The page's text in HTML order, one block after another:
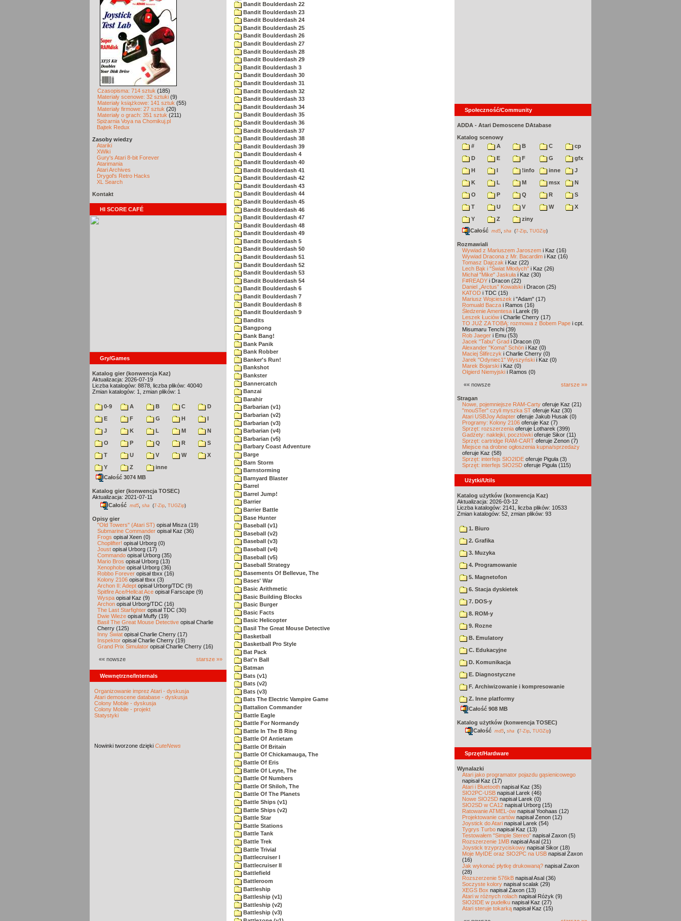
Czasopisma: 714 sztuk (185)
Materiały scenowe: 32 sztuki (9)
Materiały książkowe: 141 sztuk (55)
Materiały firmowe: 27 sztuk (20)
Materiały o grach: 351 sztuk (211)
Spiżarnia Voya na Chomikuj.pl
Bajtek Redux
Zasoby wiedzy
Atariki
XWiki
Gury's Atari 8-bit Forever
Atarimania
Atari Archives
Drygol's Retro Hacks
XL Search
Kontakt
HI SCORE CAFÉ
Gry/Games
Katalog gier (konwencja Kaz)
Aktualizacja: 2026-07-19
Liczba katalogów: 8878, liczba plików: 40040
Zmian katalogów: 1, zmian plików: 1
0-9 A B C
D
E
F G H
I
J
K L M
N
O
P Q R
S
T
U V W
X
Y
Z
inne
Całość 3074 MB
Katalog gier (konwencja TOSEC)
Aktualizacja: 2021-07-11
Całość md5 sha (7-Zip TUGZip)
Opisy gier
"Old Towers" (Atari ST) opisał Misza (19)
Submarine Commander opisał Kaz (36)
Frogs opisał Xeen (0)
Choplifter! opisał Urborg (0)
Joust opisał Urborg (17)
Commando opisał Urborg (35)
Mario Bros opisał Urborg (13)
Xenophobe opisał Urborg (36)
Robbo Forever opisał tbxx (16)
Kolony 2106 opisał tbxx (3)
Archon II: Adept opisał Urborg/TDC (9)
Spitfire Ace/Hellcat Ace opisał Farscape (9)
Wyspa opisał Kaz (9)
Archon opisał Urborg/TDC (16)
The Last Starfighter opisał TDC (30)
Dwie Wieże opisał Muffy (19)
Basil The Great Mouse Detective opisał Charlie
Cherry (125)
Inny Świat opisał Charlie Cherry (17)
Inspektor opisał Charlie Cherry (19)
Grand Prix Simulator opisał Charlie Cherry (16)
«« nowsze starsze »»
Wewnętrzne/Internals
Organizowanie imprez Atari - dyskusja
Atari demoscene database - dyskusja
Colony Mobile - dyskusja
Colony Mobile - projekt
Statystyki
Nowinki tworzone dzięki CuteNews
Bandit Boulderdash 22
Bandit Boulderdash 23
Bandit Boulderdash 24
Bandit Boulderdash 25
Bandit Boulderdash 26
Bandit Boulderdash 27
Bandit Boulderdash 28
Bandit Boulderdash 29
Bandit Boulderdash 3
Bandit Boulderdash 30
Bandit Boulderdash 31
Bandit Boulderdash 32
Bandit Boulderdash 33
Bandit Boulderdash 34
Bandit Boulderdash 35
Bandit Boulderdash 36
Bandit Boulderdash 37
Bandit Boulderdash 38
Bandit Boulderdash 39
Bandit Boulderdash 4
Bandit Boulderdash 40
Bandit Boulderdash 41
Bandit Boulderdash 42
Bandit Boulderdash 43
Bandit Boulderdash 44
Bandit Boulderdash 45
Bandit Boulderdash 46
Bandit Boulderdash 47
Bandit Boulderdash 48
Bandit Boulderdash 49
Bandit Boulderdash 5
Bandit Boulderdash 50
Bandit Boulderdash 51
Bandit Boulderdash 52
Bandit Boulderdash 53
Bandit Boulderdash 54
Bandit Boulderdash 6
Bandit Boulderdash 7
Bandit Boulderdash 8
Bandit Boulderdash 9
Bandits
Bangpong
Bank Bang!
Bank Panik
Bank Robber
Banker's Run!
Bankshot
Bankster
Bannercatch
Banzai
Barahir
Barbarian (v1)
Barbarian (v2)
Barbarian (v3)
Barbarian (v4)
Barbarian (v5)
Barbary Coast Adventure
Barge
Barn Storm
Barnstorming
Barnyard Blaster
Barrel
Barrel Jump!
Barrier
Barrier Battle
Base Hunter
Baseball (v1)
Baseball (v2)
Baseball (v3)
Baseball (v4)
Baseball (v5)
Baseball Strategy
Basements Of Bellevue, The
Bases' War
Basic Arithmetic
Basic Building Blocks
Basic Burger
Basic Facts
Basic Helicopter
Basil The Great Mouse Detective
Basketball
Basketball Pro Style
Bat Pack
Bat'n Ball
Batman
Bats (v1)
Bats (v2)
Bats (v3)
Bats The Electric Vampire Game
Battalion Commander
Battle Eagle
Battle For Normandy
Battle In The B Ring
Battle Of Antietam
Battle Of Britain
Battle Of Chickamauga, The
Battle Of Eris
Battle Of Leyte, The
Battle Of Numbers
Battle Of Shiloh, The
Battle Of The Planets
Battle Ships (v1)
Battle Ships (v2)
Battle Star
Battle Stations
Battle Tank
Battle Trek
Battle Trivial
Battlecruiser I
Battlecruiser II
Battlefield
Battleroom
Battleship
Battleship (v1)
Battleship (v2)
Battleship (v3)
Społeczność/Community
ADDA - Atari Demoscene DAtabase
Katalog scenowy
#
A B C
cp
D
E F G
gfx
H
I !info inne
J
K
L M msx
N
O
P Q R
S
T
U V W
X
Y
Z
ziny
Całość md5 sha (7-Zip TUGZip)
Rozmawiali
Wywiad z Mariuszem Jaroszem i Kaz (16)
Wywiad Dracona z Mr. Bacardim i Kaz (16)
Tomasz Dajczak i Kaz (22)
Lech Bąk i "Świat Młodych" i Kaz (26)
Michał "Mike" Jaskuła i Kaz (30)
F#READY i Dracon (22)
Daniel „Arctus” Kowalski i Dracon (25)
KATOD i TDC (15)
Mariusz Wojcieszek i "Adam" (17)
Romuald Bacza i Ramos (16)
Śledzenie Amentesa i Larek (9)
Leszek Łuciów i Charlie Cherry (17)
TO JUŻ ZA TOBĄ: rozmowa z Bobem Pape i cpt.
Misumaru Tenchi (39)
Rob Jaeger i Emu (53)
Jacek "Tabu" Grad i Dracon (0)
Alexander "Koma" Schön i Kaz (0)
Maciej Ślifirczyk i Charlie Cherry (0)
Jarek "Odyniec1" Wyszyński i Kaz (0)
Marek Bojarski i Kaz (0)
Olgierd Niemyjski i Ramos (0)
«« nowsze starsze »»
Stragan
Nowe, pojemniejsze RAM-Carty oferuje Kaz (21)
"mouSTer" czyli myszka ST oferuje Kaz (30)
Atari USBJoy Adapter oferuje Jakub Husak (0)
Programy: Kolony 2106 oferuje Kaz (7)
Sprzęt: rozszerzenia oferuje Lotharek (399)
Gadżety: naklejki, pocztówki oferuje Sikor (11)
Sprzęt: cartridge RAM-CART oferuje Zenon (7)
Miejsce na drobne ogłoszenia kupna/sprzedaży
oferuje Kaz (58)
Sprzęt: interfejs SIO2IDE oferuje Piguła (3)
Sprzęt: interfejs SIO2SD oferuje Piguła (115)
Użytki/Utils
Katalog użytków (konwencja Kaz)
Aktualizacja: 2026-03-12
Liczba katalogów: 2141, liczba plików: 10533
Zmian katalogów: 52, zmian plików: 93
1. Biuro
2. Grafika
3. Muzyka
4. Programowanie
5. Magnetofon
6. Stacja dyskietek
7. DOS-y
8. ROM-y
9. Rozne
B. Emulatory
C. Edukacyjne
D. Komunikacja
E. Diagnostyczne
F. Archiwizowanie i kompresowanie
Z. Inne platformy
Całość 908 MB
Katalog użytków (konwencja TOSEC)
Całość md5 sha (7-Zip TUGZip)
Sprzęt/Hardware
Wynalazki
Atari jako programator pojazdu gąsienicowego
napisał Kaz (17)
Atari i Bluetooth napisał Kaz (35)
SIO2PC-USB napisał Larek (46)
Nowe SIO2SD napisał Larek (0)
SIO2SD w CA12 napisał Urborg (15)
Ratowanie ATMEL-ów napisał Yoohaas (12)
Projektowanie cartów napisał Zenon (12)
Joystick do Atari napisał Larek (54)
Tygrys Turbo napisał Kaz (13)
Testowałem "Simple Stereo" napisał Zaxon (5)
Rozszerzenie 1MB napisał Asal (21)
Joystick trzyprzyciskowy napisał Sikor (18)
Moje MyIDE oraz SIO2PC na USB napisał Zaxon
(16)
Jak wykonać płytkę drukowaną? napisał Zaxon
(28)
Rozszerzenie 576kB napisał Asal (36)
Soczyste kolory napisał scalak (29)
XEGS Box napisał Zaxon (13)
Atari w różnych rolach napisał Różyk (9)
SIO2IDE w pudełku napisał Kaz (27)
Atari steruje tokarką napisał Kaz (15)